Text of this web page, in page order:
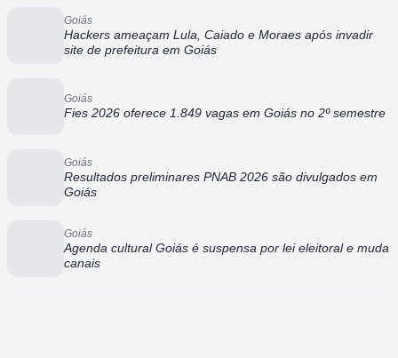
Goiás
Hackers ameaçam Lula, Caiado e Moraes após invadir
site de prefeitura em Goiás
Goiás
Fies 2026 oferece 1.849 vagas em Goiás no 2º semestre
Goiás
Resultados preliminares PNAB 2026 são divulgados em
Goiás
Goiás
Agenda cultural Goiás é suspensa por lei eleitoral e muda
canais